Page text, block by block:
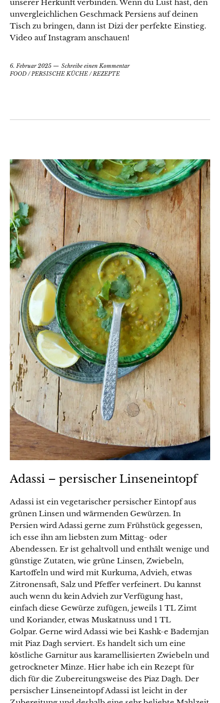
unserer Herkunft verbinden. Wenn du Lust hast, den
unvergleichlichen Geschmack Persiens auf deinen
Tisch zu bringen, dann ist Dizi der perfekte Einstieg.
Video auf Instagram anschauen!
6. Februar 2025
Schreibe einen Kommentar
FOOD / PERSISCHE KÜCHE / REZEPTE
Adassi – persischer Linseneintopf
Adassi ist ein vegetarischer persischer Eintopf aus
grünen Linsen und wärmenden Gewürzen. In
Persien wird Adassi gerne zum Frühstück gegessen,
ich esse ihn am liebsten zum Mittag- oder
Abendessen. Er ist gehaltvoll und enthält wenige und
günstige Zutaten, wie grüne Linsen, Zwiebeln,
Kartoffeln und wird mit Kurkuma, Advieh, etwas
Zitronensaft, Salz und Pfeffer verfeinert. Du kannst
auch wenn du kein Advieh zur Verfügung hast,
einfach diese Gewürze zufügen, jeweils 1 TL Zimt
und Koriander, etwas Muskatnuss und 1 TL
Golpar. Gerne wird Adassi wie bei Kashk-e Bademjan
mit Piaz Dagh serviert. Es handelt sich um eine
köstliche Garnitur aus karamellisierten Zwiebeln und
getrockneter Minze. Hier habe ich ein Rezept für
dich für die Zubereitungsweise des Piaz Dagh. Der
persischer Linseneintopf Adassi ist leicht in der